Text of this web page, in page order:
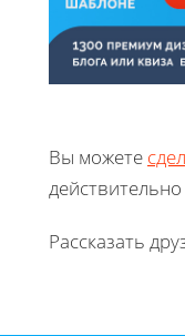
Вы можете
Рассказать